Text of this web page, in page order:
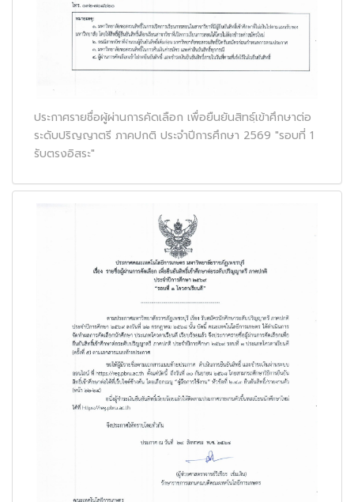
ประกาศรายชื่อผู้ผ่านการคัดเลือก เพื่อยืนยันสิทธฺ์เข้าศึกษาต่อ
ระดับปริญญาตรี ภาคปกติ ประจำปีการศึกษา 2569 "รอบที่ 1
รับตรงอิสระ"